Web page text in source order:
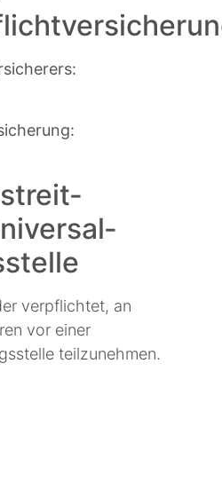
verpflichtet, an
vor einer
teilzunehmen.